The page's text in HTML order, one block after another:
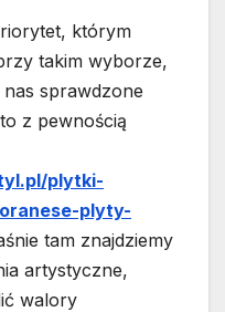
którym
takim wyborze,
sprawdzone
z pewnością
plytki-
plyty-
tam znajdziemy
artystyczne,
walory